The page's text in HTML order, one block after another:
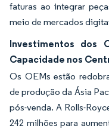
faturas ao integrar
meio de mercados
Investimentos dos
Capacidade nos
Os OEMs estão
de produção da Ásia
pós-venda. A Rolls-
242 milhões para